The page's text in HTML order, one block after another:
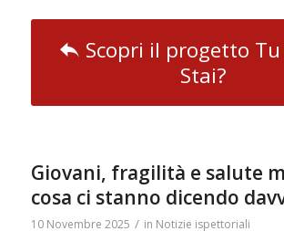
Scopri il progetto Tu
Stai?
Giovani, fragilità e salute
cosa ci stanno dicendo
10 Novembre 2025 / in Notizie ispettoriali